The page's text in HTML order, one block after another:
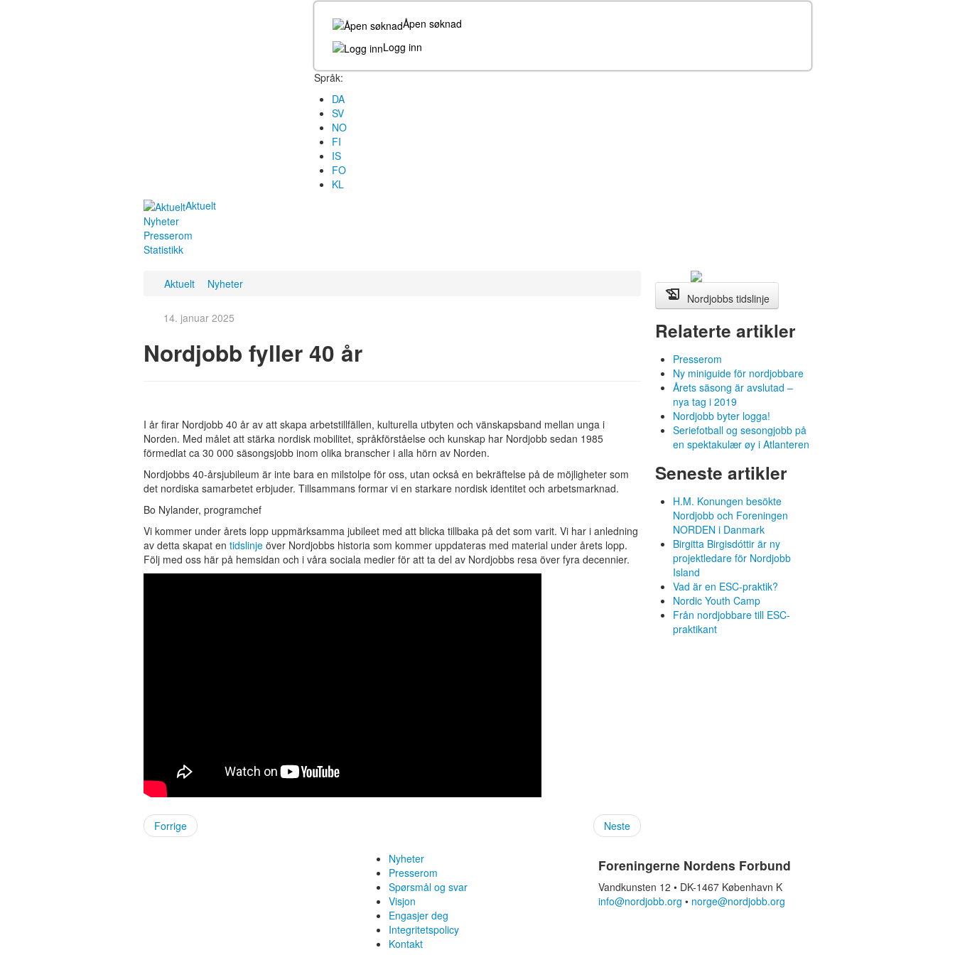
Åpen søknad
Logg inn
Språk:
DA
SV
NO
FI
IS
FO
KL
Aktuelt
Nyheter
Presserom
Statistikk
Aktuelt Nyheter
14. januar 2025
Nordjobb fyller 40 år
I år firar Nordjobb 40 år av att skapa arbetstillfällen, kulturella utbyten och vänskapsband mellan unga i
Norden. Med målet att stärka nordisk mobilitet, språkförståelse och kunskap har Nordjobb sedan 1985
förmedlat ca 30 000 säsongsjobb inom olika branscher i alla hörn av Norden.
Nordjobbs 40-årsjubileum är inte bara en milstolpe för oss, utan också en bekräftelse på de möjligheter som
det nordiska samarbetet erbjuder. Tillsammans formar vi en starkare nordisk identitet och arbetsmarknad.
Bo Nylander, programchef
Vi kommer under årets lopp uppmärksamma jubileet med att blicka tillbaka på det som varit. Vi har i anledning
av detta skapat en tidslinje över Nordjobbs historia som kommer uppdateras med material under årets lopp.
Följ med oss här på hemsidan och i våra sociala medier för att ta del av Nordjobbs resa över fyra decennier.
Forrige Neste
history_edu Nordjobbs tidslinje
Relaterte artikler
Presserom
Ny miniguide för nordjobbare
Årets säsong är avslutad –
nya tag i 2019
Nordjobb byter logga!
Seriefotball og sesongjobb på
en spektakulær øy i Atlanteren
Seneste artikler
H.M. Konungen besökte
Nordjobb och Foreningen
NORDEN i Danmark
Birgitta Birgisdóttir är ny
projektledare för Nordjobb
Island
Vad är en ESC-praktik?
Nordic Youth Camp
Från nordjobbare till ESC-
praktikant
Nyheter
Presserom
Spørsmål og svar
Visjon
Engasjer deg
Integritetspolicy
Kontakt
Foreningerne Nordens Forbund
Vandkunsten 12 • DK-1467 København K
info@nordjobb.org • norge@nordjobb.org